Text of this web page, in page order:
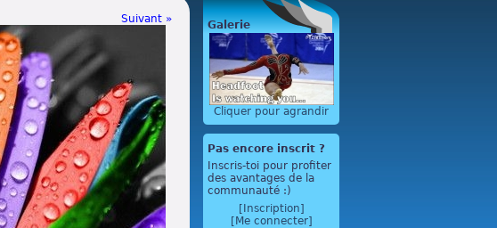
Suivant » Galerie
Cliquer pour agrandir
Pas encore inscrit ?
Inscris-toi pour profiter
des avantages de la
communauté :)
[Inscription]
[Me connecter]